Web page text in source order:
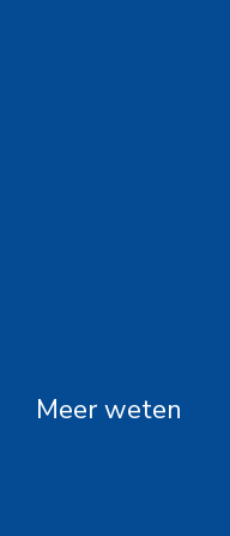
Meer weten